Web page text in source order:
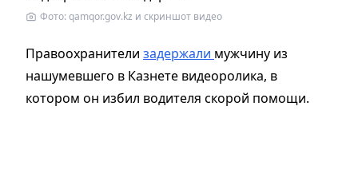
Фото: qamqor.gov.kz и скриншот видео
Правоохранители задержали мужчину из
нашумевшего в Казнете видеоролика, в
котором он избил водителя скорой помощи.